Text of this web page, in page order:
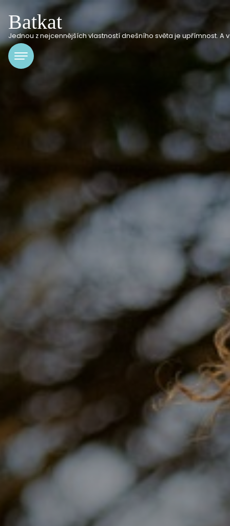
Batkat
Jednou z nejcennějších vlastností dnešního světa je upřímnost.